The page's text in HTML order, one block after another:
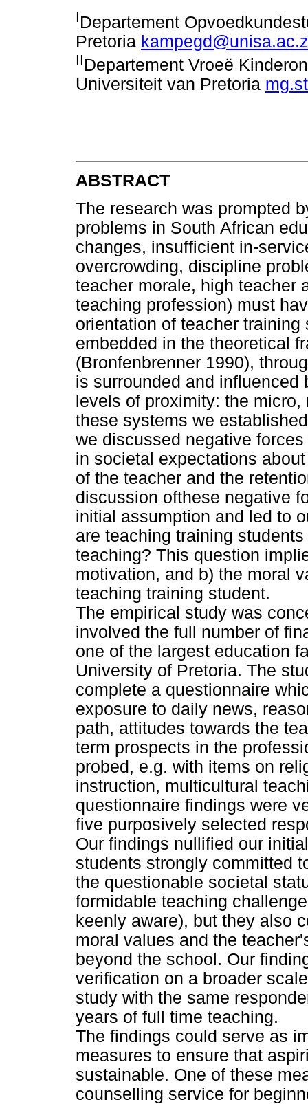
IDepartement
Pretoria
IIDepartement Vroeë
Universiteit van Pretoria
ABSTRACT
The research was prompted
problems in South African
changes, insufficient in-
overcrowding, discipline
teacher morale, high teacher
teaching profession) must
orientation of teacher
embedded in the theoretical
(Bronfenbrenner 1990),
is surrounded and
levels of proximity: the
these systems we
we discussed negative
in societal expectations
of the teacher and the
discussion ofthese negative
initial assumption and led to
are teaching training
teaching? This question
motivation, and b) the moral
teaching training student.
The empirical study was
involved the full number of
one of the largest education
University of Pretoria. The
complete a questionnaire
exposure to daily news,
path, attitudes towards the
term prospects in the
probed, e.g. with items on
instruction, multicultural
questionnaire findings were
five purposively selected
Our findings nullified our
students strongly committed
the questionable societal
formidable teaching
keenly aware), but they also
moral values and the
beyond the school. Our
verification on a broader
study with the same
years of full time teaching.
The findings could serve as
measures to ensure that
sustainable. One of these
counselling service for